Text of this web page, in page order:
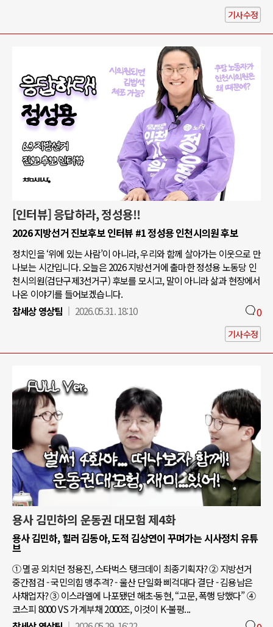
기사수정
[인터뷰] 응답하라, 정성용!!
2026 지방선거 진보후보 인터뷰 #1 정성용 인천시의원 후보
정치인을 ‘위에 있는 사람’이 아니라, 우리와 함께 살아가는 이웃으로 만
나보는 시간입니다. 오늘은 2026 지방선거에 출마한 정성용 노동당 인
천시의원(검단구제3선거구) 후보를 모시고, 말이 아니라 삶과 현장에서
나온 이야기를 들어보겠습니다.
참세상 영상팀
2026.05.31. 18:10 0
기사수정
용사 김민하의 운동권 대모험 제4화
용사 김민하, 힐러 김동아, 도적 김상연이 꾸며가는 시사정치 유튜
브
① 멸공 외치던 정용진, 스타벅스 탱크데이 최종기획자? ② 지방선거
중간점검 - 국민의힘 맹추격? - 울산 단일화 삐걱대다 결단 - 김용남은
사채업자? ③ 이스라엘에 나포됐던 해초·동현, “고문, 폭행 당했다” ④
코스피 8000 VS 가계부채 2000조, 이것이 K-불평...